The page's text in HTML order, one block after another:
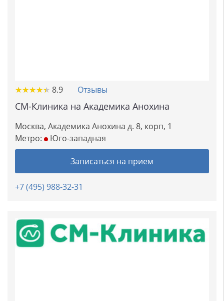
★★★★★
★★★★★ 8.9 Отзывы
СМ-Клиника на Академика Анохина
Москва, Академика Анохина д. 8, корп, 1
Метро:
Юго-западная
Записаться на прием
+7 (495) 988-32-31